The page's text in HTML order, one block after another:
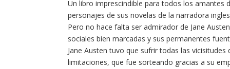
Un libro imprescindible para todos los
personajes de sus novelas de la narradora
Pero no hace falta ser admirador de Jane
sociales bien marcadas y sus permanentes
Jane Austen tuvo que sufrir todas las
limitaciones, que fue sorteando gracias a su